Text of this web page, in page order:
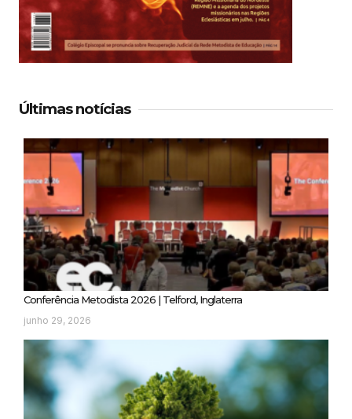
Últimas notícias
Conferência Metodista 2026 | Telford, Inglaterra
junho 29, 2026